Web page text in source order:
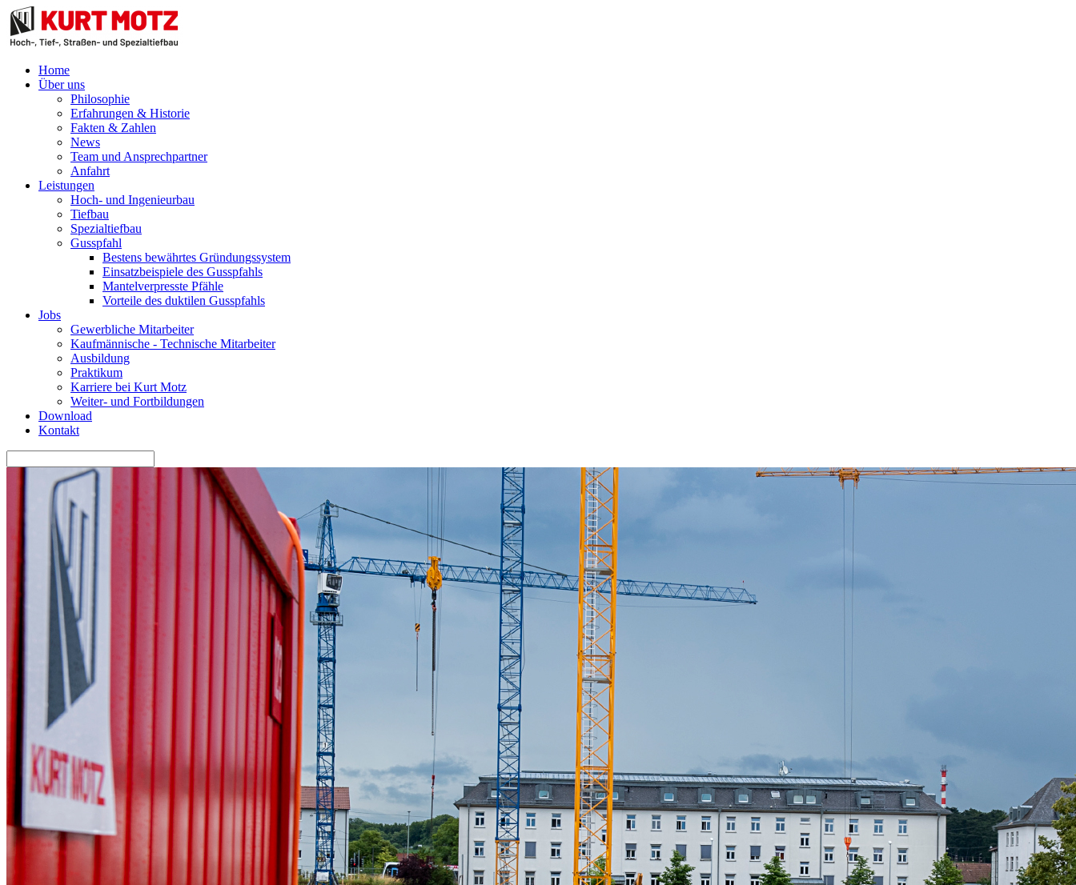
Home
Über uns
Philosophie
Erfahrungen & Historie
Fakten & Zahlen
News
Team und Ansprechpartner
Anfahrt
Leistungen
Hoch- und Ingenieurbau
Tiefbau
Spezialtiefbau
Gusspfahl
Bestens bewährtes Gründungssystem
Einsatzbeispiele des Gusspfahls
Mantelverpresste Pfähle
Vorteile des duktilen Gusspfahls
Jobs
Gewerbliche Mitarbeiter
Kaufmännische - Technische Mitarbeiter
Ausbildung
Praktikum
Karriere bei Kurt Motz
Weiter- und Fortbildungen
Download
Kontakt